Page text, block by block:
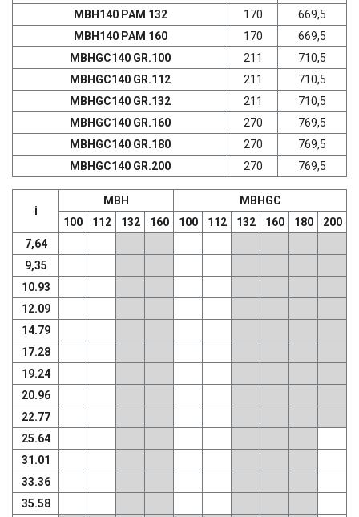
МВН140 РАМ 132
170
669,5
МВН140 РАМ 160
170
669,5
MBHGC140 GR.100
211
710,5
MBHGC140 GR.112
211
710,5
MBHGC140 GR.132
211
710,5
MBHGC140 GR.160
270
769,5
MBHGC140 GR.180
270
769,5
MBHGC140 GR.200
270 769,5
i
MBH
MBHGC
100
112 132 160 100 112 132 160 180
200
7,64
9,35
10.93
12.09
14.79
17.28
19.24
20.96
22.77
25.64
31.01
33.36
35.58